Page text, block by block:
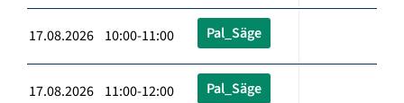
17.08.2026 10:00-11:00 Pal_Säge
17.08.2026 11:00-12:00 Pal_Säge